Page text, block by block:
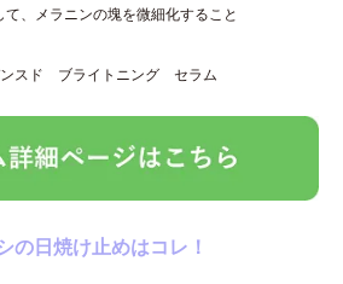
、メラニンの塊を微細化すること
スド ブライトニング セラム
の日焼け止めはコレ！